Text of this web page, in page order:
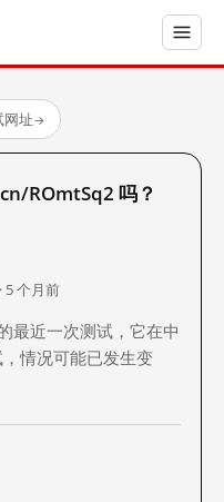
网址→
ROmtSq2 吗？
5 个月前
最近一次测试，它在中
情况可能已发生变